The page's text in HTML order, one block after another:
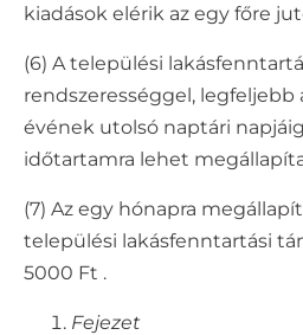
kiadások elérik az egy főre
(6) A települési
rendszerességgel,
évének utolsó naptári
időtartamra lehet
(7) Az egy hónapra
települési lakásfenntartási
5000 Ft .
Fejezet